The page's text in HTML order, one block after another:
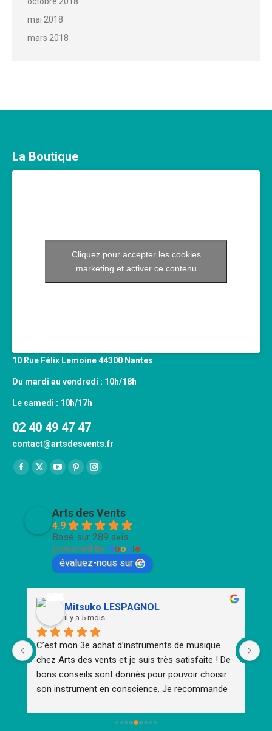
mai 2018
mars 2018
La Boutique
Cliquez pour accepter les cookies
marketing et activer ce contenu
10 Rue Félix Lemoine 44300 Nantes
Du mardi au vendredi : 10h/18h
Le samedi : 10h/17h
02 40 49 47 47
contact@artsdesvents.fr
Trouvez nous sur :
Facebook
new
X
new
window
YouTube
in
new
window
Pinterest
in
new
window
Instagram
in
new
window
Arts des Vents
4.9
Basé sur 289 avis
powered by Google
évaluez-nous sur
Mitsuko LESPAGNOL
il y a 5 mois
C’est mon 3e achat d’instruments de musique
chez Arts des vents et je suis très satisfaite ! De
bons conseils sont donnés pour pouvoir choisir
son instrument en conscience. Je recommande